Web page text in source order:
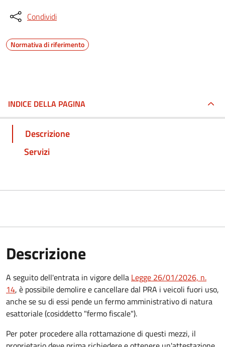
Condividi
Normativa di riferimento
INDICE DELLA PAGINA
Descrizione
Servizi
Descrizione
A seguito dell'entrata in vigore della Legge 26/01/2026, n.
14, è possibile demolire e cancellare dal PRA i veicoli fuori uso,
anche se su di essi pende un fermo amministrativo di natura
esattoriale (cosiddetto "fermo fiscale").
Per poter procedere alla rottamazione di questi mezzi, il